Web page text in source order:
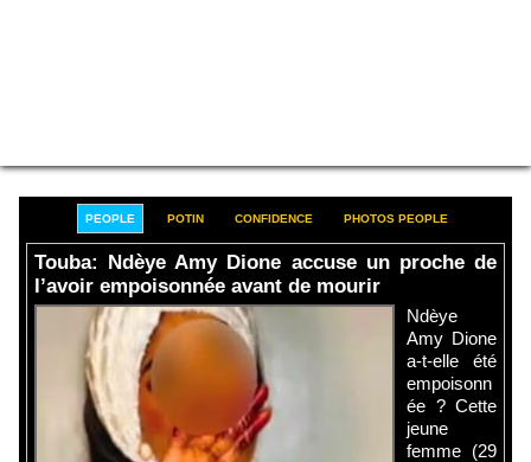
PEOPLE POTIN CONFIDENCE PHOTOS PEOPLE
Touba: Ndèye Amy Dione accuse un proche de
l’avoir empoisonnée avant de mourir
Ndèye
Amy Dione
a-t-elle été
empoisonn
ée ? Cette
jeune
femme (29